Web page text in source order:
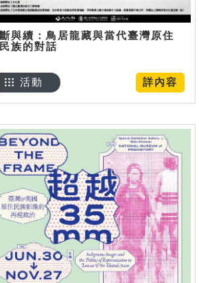
斷與續：鳥居龍藏與當代臺灣原住
民族的對話
詳內容
活動